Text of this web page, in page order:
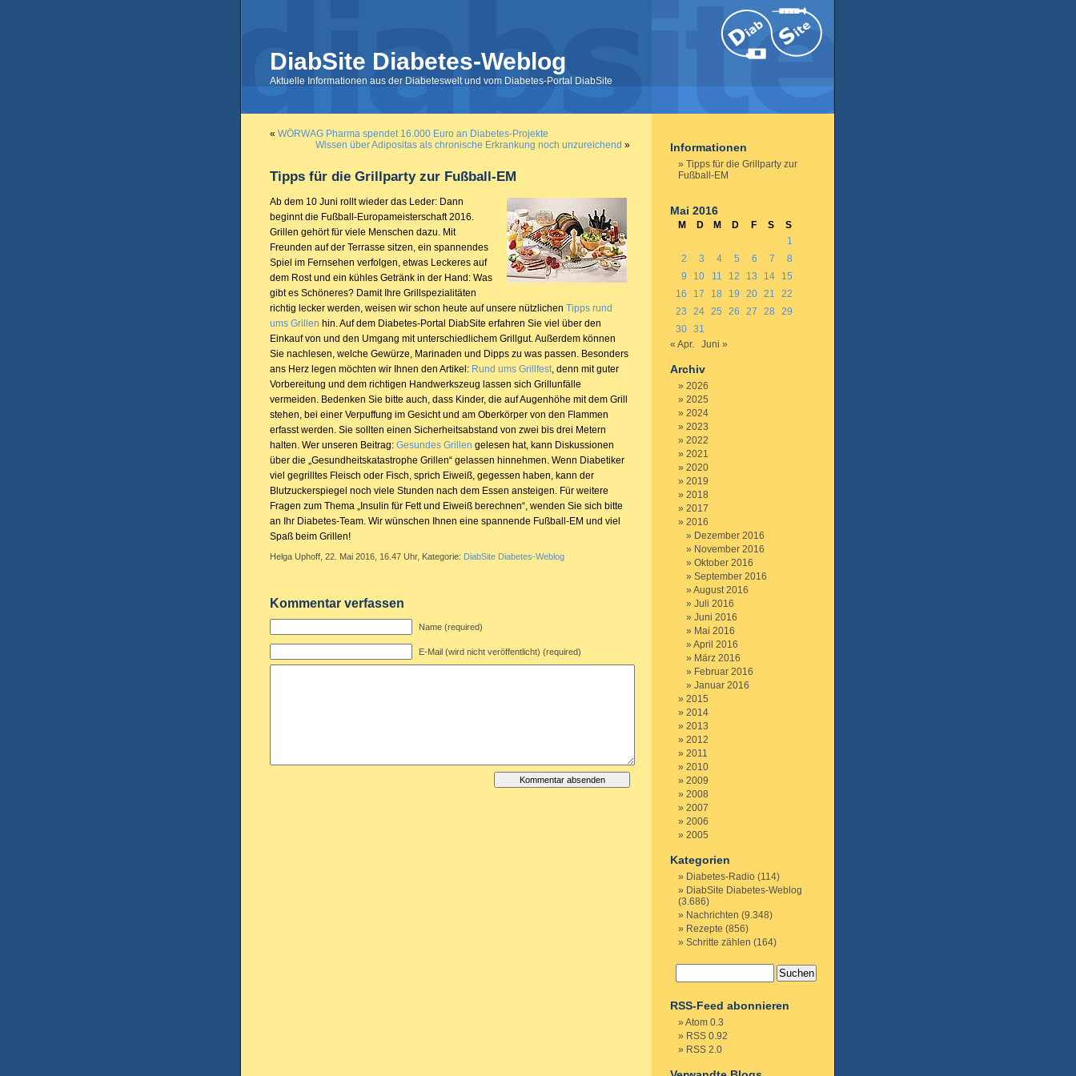
DiabSite Diabetes-Weblog
Aktuelle Informationen aus der Diabeteswelt und vom Diabetes-Portal DiabSite
« WÖRWAG Pharma spendet 16.000 Euro an Diabetes-Projekte
Wissen über Adipositas als chronische Erkrankung noch unzureichend »
Tipps für die Grillparty zur Fußball-EM
Ab dem 10 Juni rollt wieder das Leder: Dann
beginnt die Fußball-Europameisterschaft 2016.
Grillen gehört für viele Menschen dazu. Mit
Freunden auf der Terrasse sitzen, ein spannendes
Spiel im Fernsehen verfolgen, etwas Leckeres auf
dem Rost und ein kühles Getränk in der Hand: Was
gibt es Schöneres? Damit Ihre Grillspezialitäten
richtig lecker werden, weisen wir schon heute auf unsere nützlichen Tipps rund
ums Grillen hin. Auf dem Diabetes-Portal DiabSite erfahren Sie viel über den
Einkauf von und den Umgang mit unterschiedlichem Grillgut. Außerdem können
Sie nachlesen, welche Gewürze, Marinaden und Dipps zu was passen. Besonders
ans Herz legen möchten wir Ihnen den Artikel: Rund ums Grillfest, denn mit guter
Vorbereitung und dem richtigen Handwerkszeug lassen sich Grillunfälle
vermeiden. Bedenken Sie bitte auch, dass Kinder, die auf Augenhöhe mit dem Grill
stehen, bei einer Verpuffung im Gesicht und am Oberkörper von den Flammen
erfasst werden. Sie sollten einen Sicherheitsabstand von zwei bis drei Metern
halten. Wer unseren Beitrag: Gesundes Grillen gelesen hat, kann Diskussionen
über die „Gesundheitskatastrophe Grillen“ gelassen hinnehmen. Wenn Diabetiker
viel gegrilltes Fleisch oder Fisch, sprich Eiweiß, gegessen haben, kann der
Blutzuckerspiegel noch viele Stunden nach dem Essen ansteigen. Für weitere
Fragen zum Thema „Insulin für Fett und Eiweiß berechnen“, wenden Sie sich bitte
an Ihr Diabetes-Team. Wir wünschen Ihnen eine spannende Fußball-EM und viel
Spaß beim Grillen!
Helga Uphoff, 22. Mai 2016, 16.47 Uhr, Kategorie: DiabSite Diabetes-Weblog
Kommentar verfassen
Name (required)
E-Mail (wird nicht veröffentlicht) (required)
Informationen
Tipps für die Grillparty zur
Fußball-EM
Mai 2016
M D M D F S
S
1
2
3 4 5 6 7
8
9
10 11 12 13 14
15
16
17 18 19 20 21
22
23
24 25 26 27 28
29
30 31
« Apr.
Juni »
Archiv
2026
2025
2024
2023
2022
2021
2020
2019
2018
2017
2016
Dezember 2016
November 2016
Oktober 2016
September 2016
August 2016
Juli 2016
Juni 2016
Mai 2016
April 2016
März 2016
Februar 2016
Januar 2016
2015
2014
2013
2012
2011
2010
2009
2008
2007
2006
2005
Kategorien
Diabetes-Radio (114)
DiabSite Diabetes-Weblog
(3.686)
Nachrichten (9.348)
Rezepte (856)
Schritte zählen (164)
RSS-Feed abonnieren
Atom 0.3
RSS 0.92
RSS 2.0